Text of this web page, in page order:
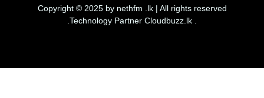
Copyright © 2025 by nethfm .lk | All rights reserved
.Technology Partner Cloudbuzz.lk .